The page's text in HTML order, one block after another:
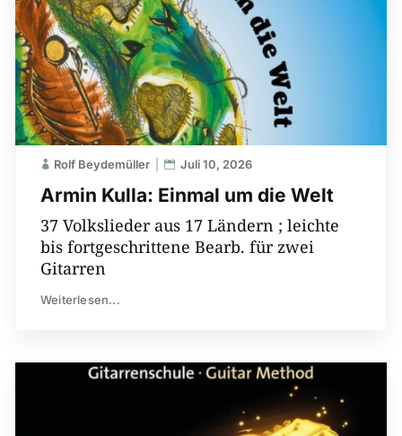
Armin Kulla: Einmal um die Welt
Rolf Beydemüller Juli 10, 2026
37 Volkslieder aus 17 Ländern ; leichte
bis fortgeschrittene Bearb. für zwei
Gitarren
Weiterlesen...